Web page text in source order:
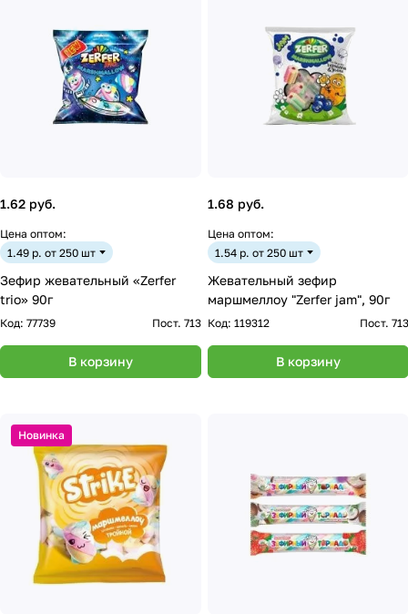
1.62 руб.
Цена оптом:
1.49 р. от 250 шт
Зефир жевательный «Zerfer
trio» 90г
Код: 77739 Пост. 713
В корзину
1.68 руб.
Цена оптом:
1.54 р. от 250 шт
Жевательный зефир
маршмеллоу "Zerfer jam", 90г
Код: 119312 Пост. 713
В корзину
Новинка